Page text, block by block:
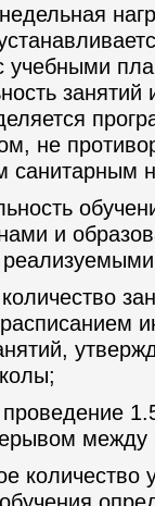
учебными
занятий
не
санитарным
и
между
количество